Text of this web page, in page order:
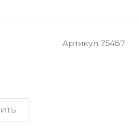
Артикул 75487